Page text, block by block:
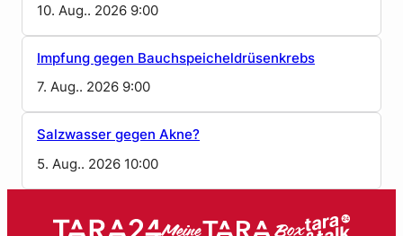
10. Aug.. 2026 9:00
Impfung gegen Bauchspeicheldrüsenkrebs
7. Aug.. 2026 9:00
Salzwasser gegen Akne?
5. Aug.. 2026 10:00